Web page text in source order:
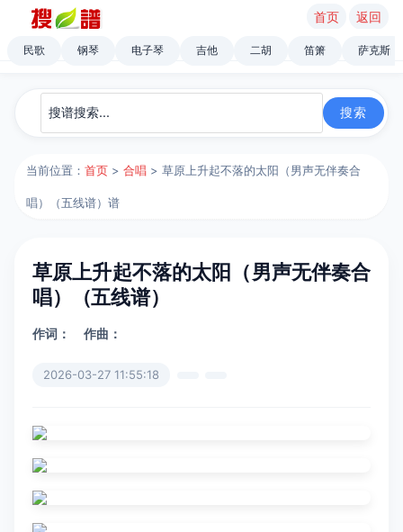
首页 返回
民歌 钢琴 电子琴 吉他 二胡 笛箫 萨克斯
当前位置：首页 >合唱 > 草原上升起不落的太阳（男声无伴奏合
唱）（五线谱）谱
草原上升起不落的太阳（男声无伴奏合
唱）（五线谱）
作词： 作曲：
2026-03-27 11:55:18